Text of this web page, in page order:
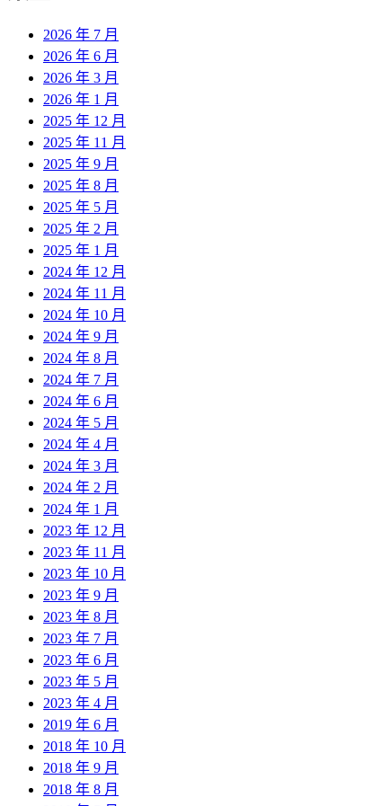
2026 年 7 月
2026 年 6 月
2026 年 3 月
2026 年 1 月
2025 年 12 月
2025 年 11 月
2025 年 9 月
2025 年 8 月
2025 年 5 月
2025 年 2 月
2025 年 1 月
2024 年 12 月
2024 年 11 月
2024 年 10 月
2024 年 9 月
2024 年 8 月
2024 年 7 月
2024 年 6 月
2024 年 5 月
2024 年 4 月
2024 年 3 月
2024 年 2 月
2024 年 1 月
2023 年 12 月
2023 年 11 月
2023 年 10 月
2023 年 9 月
2023 年 8 月
2023 年 7 月
2023 年 6 月
2023 年 5 月
2023 年 4 月
2019 年 6 月
2018 年 10 月
2018 年 9 月
2018 年 8 月